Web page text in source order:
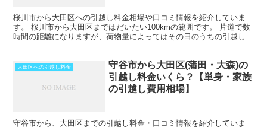
桜川市から大田区への引越し料金相場や口コミ情報を紹介していま
す。 桜川市から大田区まではだいたい100kmの範囲です。 片道で数
時間の距離になりますが、荷物量によってはその日のうちの引越しも
大田区への引越し料金
守谷市から大田区(蒲田・大森)の
引越し料金いくら？【単身・家族
の引越し費用相場】
守谷市から、大田区までの引越し料金・口コミ情報を紹介していま